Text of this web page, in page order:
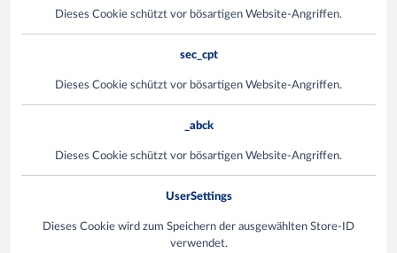
Dieses Cookie schützt vor bösartigen Website-Angriffen.
sec_cpt
Dieses Cookie schützt vor bösartigen Website-Angriffen.
_abck
Dieses Cookie schützt vor bösartigen Website-Angriffen.
UserSettings
Dieses Cookie wird zum Speichern der ausgewählten Store-ID
verwendet.